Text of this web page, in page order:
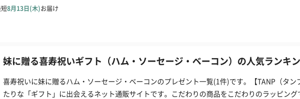
妹に贈る喜寿祝いギフト（ハム・ソーセージ・ベーコン）の人気ランキ
喜寿祝いに妹に贈るハム・ソーセージ・ベーコンのプレゼント一覧(1件)です。【TANP（タン
たりな「ギフト」に出会えるネット通販サイトです。こだわりの商品をこだわりのラッピン